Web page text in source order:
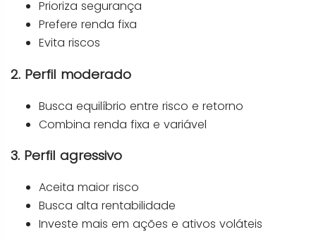
Prioriza segurança
Prefere renda fixa
Evita riscos
2. Perfil moderado
Busca equilíbrio entre risco e retorno
Combina renda fixa e variável
3. Perfil agressivo
Aceita maior risco
Busca alta rentabilidade
Investe mais em ações e ativos voláteis